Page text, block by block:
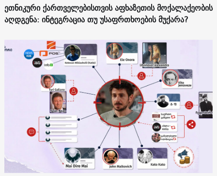
ეთნიკური ქართველებისთვის აფხაზეთის მოქალაქეობის
აღდგენა: ინტეგრაცია თუ უსაფრთხოების მუქარა?